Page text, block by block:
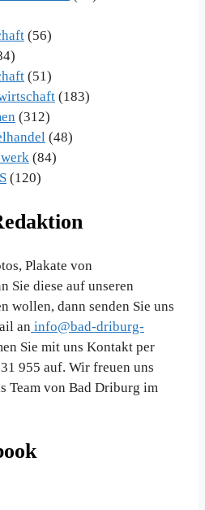
(56)
(51)
(183)
(312)
(48)
(84)
(120)
Plakate von
Sie diese auf unseren
wollen, dann senden Sie uns
an info@bad-driburg-
Sie mit uns Kontakt per
955 auf. Wir freuen uns
Team von Bad Driburg im